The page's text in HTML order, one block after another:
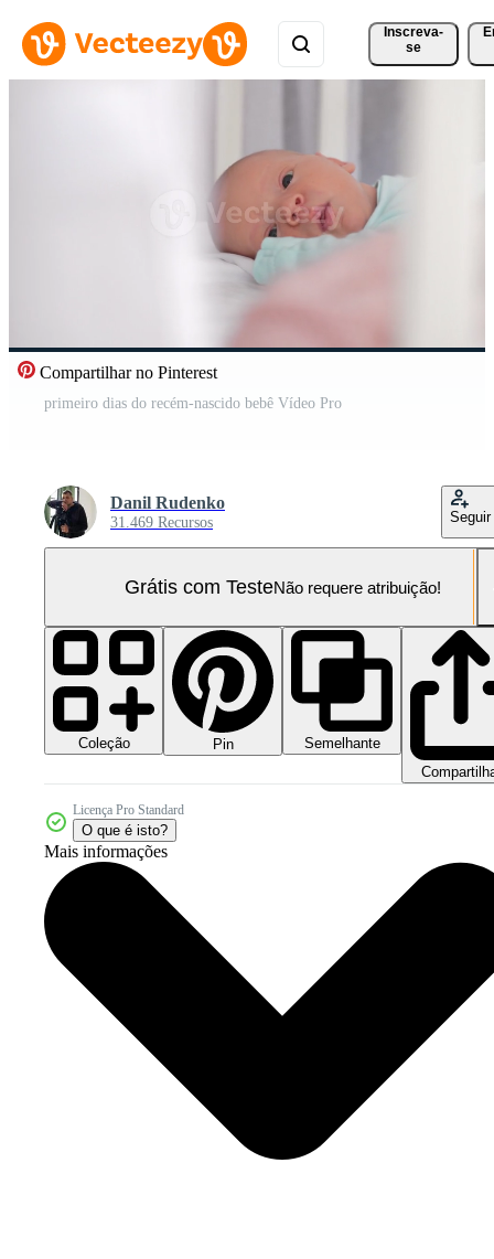
Inscreva-
se
Compartilhar no Pinterest
primeiro dias do recém-nascido bebê Vídeo Pro
Danil Rudenko
31.469 Recursos Seguir
Grátis com TesteNão requere atribuição!
Coleção Pin
Semelhante
Licença Pro Standard
O que é isto?
Mais informações